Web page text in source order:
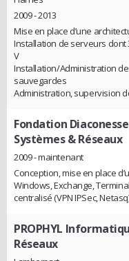
2009 - 2013
Mise en place d’une
Installation de serveurs
V
Installation/Administration
sauvegardes
Administration, supervision
Fondation
Systèmes & Réseaux
2009 - maintenant
Conception, mise en place
Windows, Exchange,
centralisé (VPN IPSec,
PROPHYL
Réseaux